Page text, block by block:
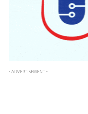
- ADVERTISEMENT -